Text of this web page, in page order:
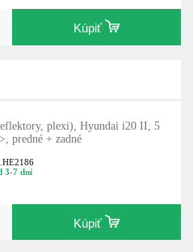
Kúpiť
plexi), Hyundai i20 II, 5
predné + zadné
3-7 dní
Kúpiť